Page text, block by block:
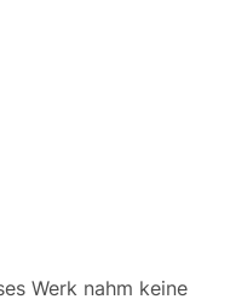
Werk nahm keine